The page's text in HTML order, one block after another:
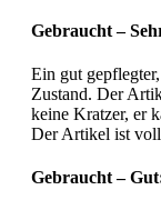
Gebraucht –
Ein gut
Zustand. Der
keine Kratzer, er
Der Artikel ist
Gebraucht –